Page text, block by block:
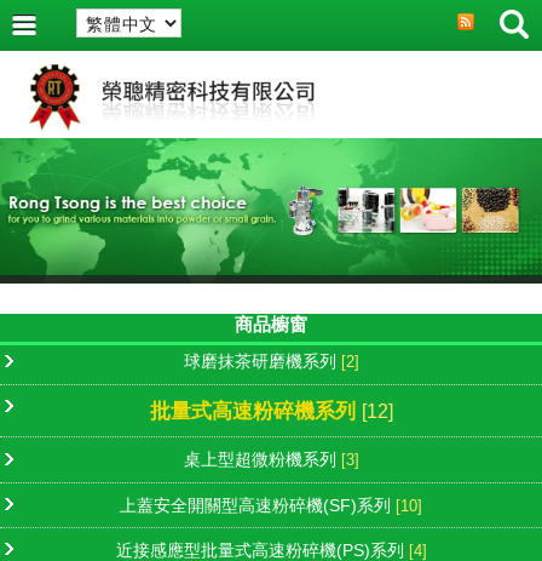
商品櫥窗
球磨抹茶研磨機系列 [2]
批量式高速粉碎機系列 [12]
桌上型超微粉機系列 [3]
上蓋安全開關型高速粉碎機(SF)系列 [10]
近接感應型批量式高速粉碎機(PS)系列 [4]